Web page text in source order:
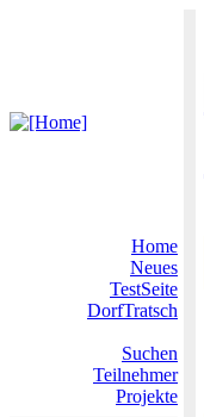
Home
Neues
TestSeite
DorfTratsch
Suchen
Teilnehmer
Projekte